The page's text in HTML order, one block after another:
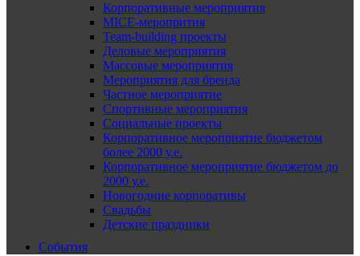
Корпоративные мероприятия
MICE-меропрития
Team-building проекты
Деловые мероприятия
Массовые мероприятия
Мероприятия для бренда
Частное мероприятие
Спортивные мероприятия
Социальные проекты
Корпоративное мероприятие бюджетом
более 2000 у.е.
Корпоративное мероприятие бюджетом до
2000 у.е.
Новогодние корпоративы
Свадьбы
Детские праздники
События